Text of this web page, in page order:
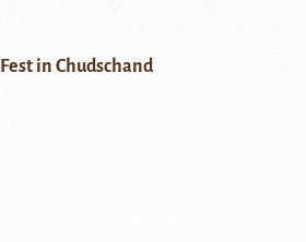
Fest in Chudschand